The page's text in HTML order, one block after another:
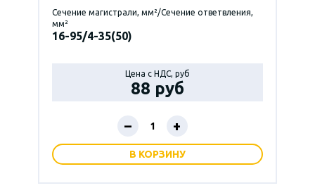
Сечение магистрали, мм²/Сечение ответвления,
мм²
16-95/4-35(50)
Цена с НДС, руб
88 руб
– +
В КОРЗИНУ